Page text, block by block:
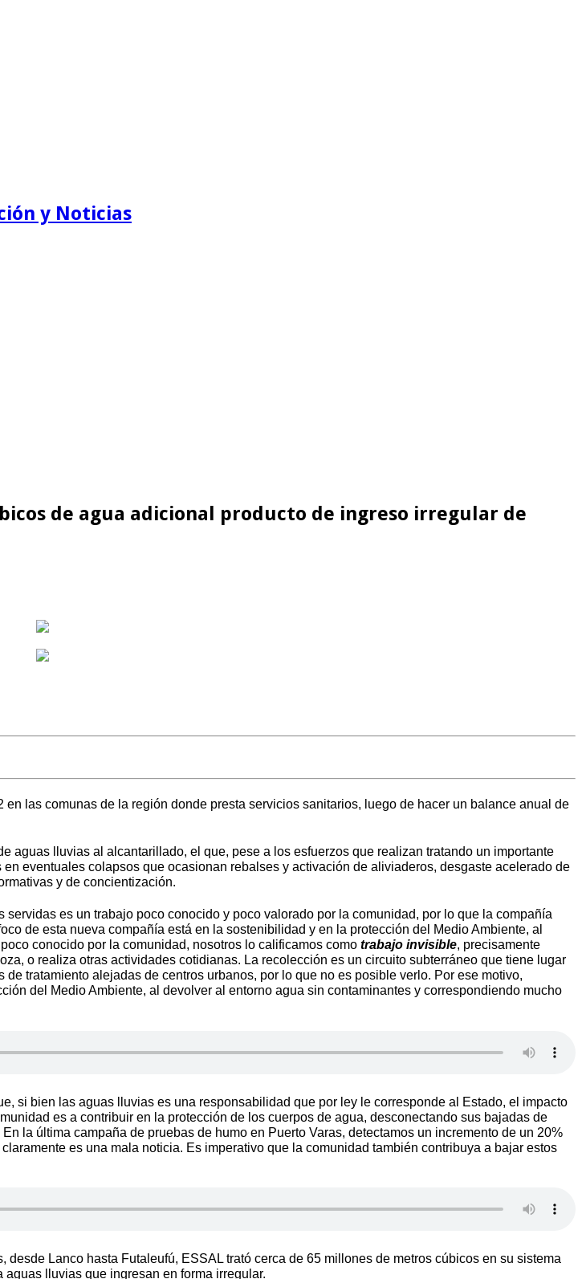
y Noticias
de agua adicional producto de ingreso irregular de
las comunas de la región donde presta servicios sanitarios, luego de hacer un balance anual de
aguas lluvias al alcantarillado, el que, pese a los esfuerzos que realizan tratando un importante
eventuales colapsos que ocasionan rebalses y activación de aliviaderos, desgaste acelerado de
y de concientización.
es un trabajo poco conocido y poco valorado por la comunidad, por lo que la compañía
de esta nueva compañía está en la sostenibilidad y en la protección del Medio Ambiente, al
conocido por la comunidad, nosotros lo calificamos como trabajo invisible, precisamente
o realiza otras actividades cotidianas. La recolección es un circuito subterráneo que tiene lugar
tratamiento alejadas de centros urbanos, por lo que no es posible verlo. Por ese motivo,
del Medio Ambiente, al devolver al entorno agua sin contaminantes y correspondiendo mucho
si bien las aguas lluvias es una responsabilidad que por ley le corresponde al Estado, el impacto
es a contribuir en la protección de los cuerpos de agua, desconectando sus bajadas de
la última campaña de pruebas de humo en Puerto Varas, detectamos un incremento de un 20%
es una mala noticia. Es imperativo que la comunidad también contribuya a bajar estos
Lanco hasta Futaleufú, ESSAL trató cerca de 65 millones de metros cúbicos en su sistema
lluvias que ingresan en forma irregular.